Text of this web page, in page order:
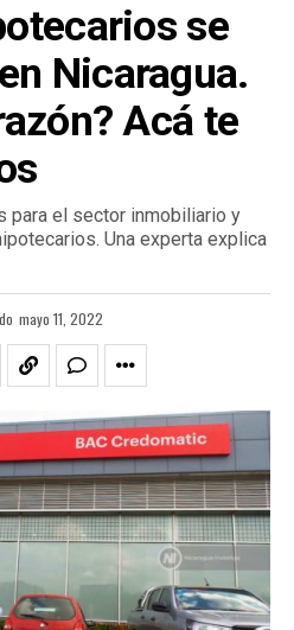
se
Nicaragua.
Acá te
para el sector inmobiliario y
Una experta explica
mayo 11, 2022